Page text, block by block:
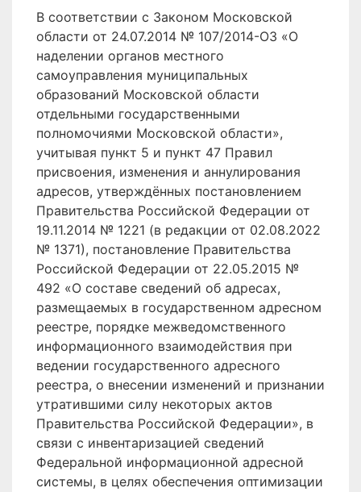
В соответствии с Законом Московской
области от 24.07.2014 № 107/2014-ОЗ «О
наделении органов местного
самоуправления муниципальных
образований Московской области
отдельными государственными
полномочиями Московской области»,
учитывая пункт 5 и пункт 47 Правил
присвоения, изменения и аннулирования
адресов, утверждённых постановлением
Правительства Российской Федерации от
19.11.2014 № 1221 (в редакции от 02.08.2022
№ 1371), постановление Правительства
Российской Федерации от 22.05.2015 №
492 «О составе сведений об адресах,
размещаемых в государственном адресном
реестре, порядке межведомственного
информационного взаимодействия при
ведении государственного адресного
реестра, о внесении изменений и признании
утратившими силу некоторых актов
Правительства Российской Федерации», в
связи с инвентаризацией сведений
Федеральной информационной адресной
системы, в целях обеспечения оптимизации